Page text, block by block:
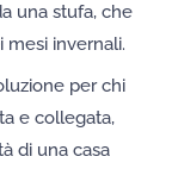
una stufa, che
mesi invernali.
per chi
e collegata,
di una casa